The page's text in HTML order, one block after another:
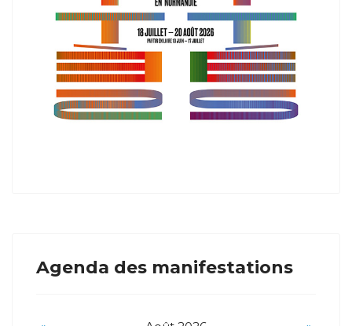
Agenda des manifestations